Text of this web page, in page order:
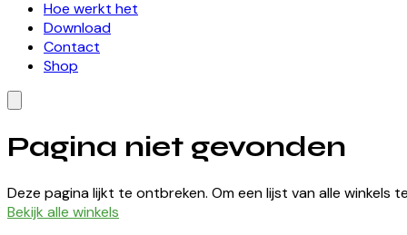
Hoe werkt het
Download
Contact
Shop
Pagina niet gevonden
Deze pagina lijkt te ontbreken. Om een lijst van alle winkels
Bekijk alle winkels